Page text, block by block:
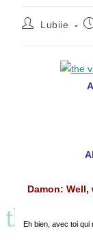
Auteur/autrice
publication :
Lubiie
Damon:
Eh bien, avec toi